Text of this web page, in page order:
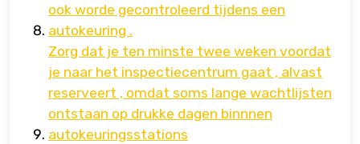
ook worde gecontroleerd tijdens een
autokeuring .
Zorg dat je ten minste twee weken voordat
je naar het inspectiecentrum gaat , alvast
reserveert , omdat soms lange wachtlijsten
ontstaan ​​op drukke dagen binnnen
autokeuringsstations